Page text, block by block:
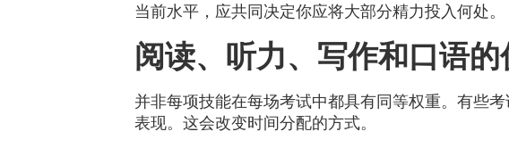
当前水平，应共同决定你应将大部分精力投入何处。
阅读、听力、写作和口语的
并非每项技能在每场考试中都具有同等权重。有些
表现。这会改变时间分配的方式。